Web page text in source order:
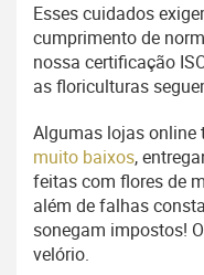
Esses cuidados
cumprimento de
nossa certificação
as floriculturas
Algumas lojas online
muito baixos,
feitas com flores de
além de falhas
sonegam impostos!
velório.